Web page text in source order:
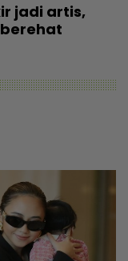
jadi artis,
berehat